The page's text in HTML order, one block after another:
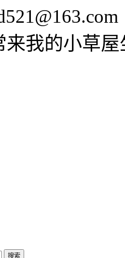
来我的小草屋